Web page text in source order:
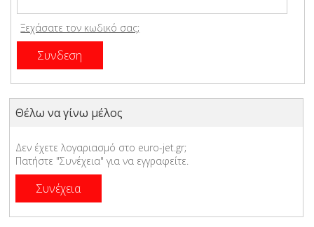
Ξεχάσατε τον κωδικό σας;
Θέλω να γίνω μέλος
Δεν έχετε λογαριασμό στο euro-jet.gr;
Πατήστε "Συνέχεια" για να εγγραφείτε.